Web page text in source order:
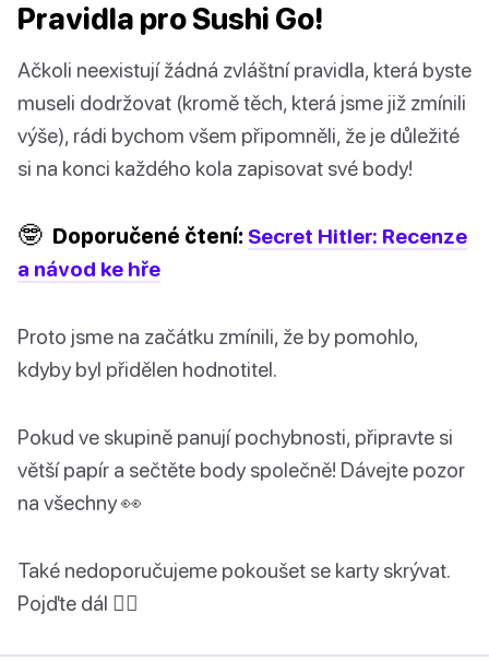
Pravidla pro Sushi Go!
Ačkoli neexistují žádná zvláštní pravidla, která byste
museli dodržovat (kromě těch, která jsme již zmínili
výše), rádi bychom všem připomněli, že je důležité
si na konci každého kola zapisovat své body!
🤓 Doporučené čtení: Secret Hitler: Recenze
a návod ke hře
Proto jsme na začátku zmínili, že by pomohlo,
kdyby byl přidělen hodnotitel.
Pokud ve skupině panují pochybnosti, připravte si
větší papír a sečtěte body společně! Dávejte pozor
na všechny 👀
Také nedoporučujeme pokoušet se karty skrývat.
Pojďte dál 🤦‍♀️